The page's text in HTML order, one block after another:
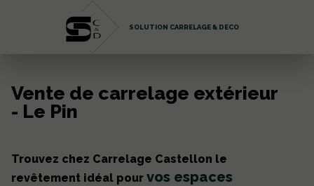
SOLUTION CARRELAGE & DECO
Vente de carrelage extérieur
- Le Pin
Trouvez chez Carrelage Castellon le
revêtement idéal pour vos espaces